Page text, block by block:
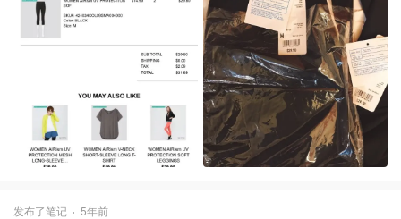
发布了笔记 5年前